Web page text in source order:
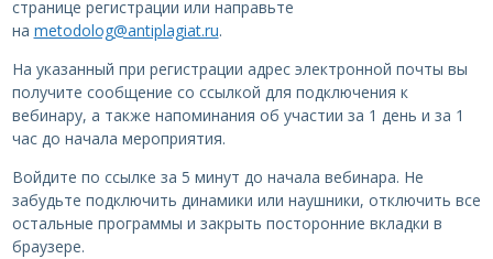
странице регистрации или направьте
на metodolog@antiplagiat.ru.
На указанный при регистрации адрес электронной почты вы
получите сообщение со ссылкой для подключения к
вебинару, а также напоминания об участии за 1 день и за 1
час до начала мероприятия.
Войдите по ссылке за 5 минут до начала вебинара. Не
забудьте подключить динамики или наушники, отключить все
остальные программы и закрыть посторонние вкладки в
браузере.